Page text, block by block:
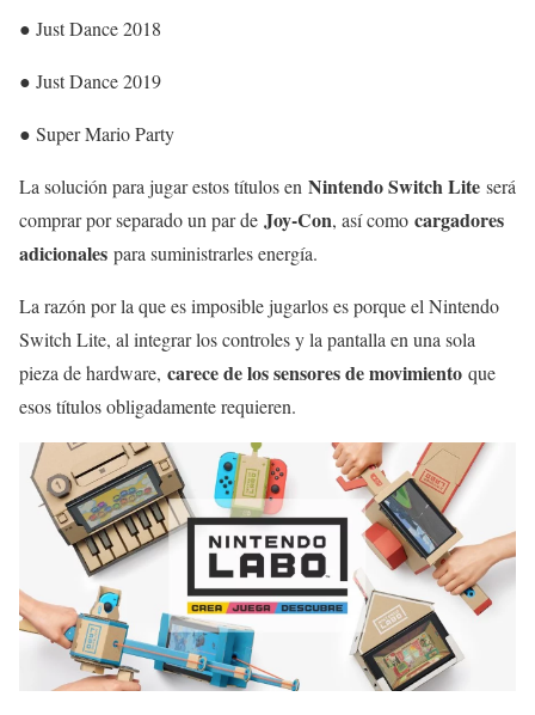
● Just Dance 2018
● Just Dance 2019
● Super Mario Party
La solución para jugar estos títulos en Nintendo Switch Lite será
comprar por separado un par de Joy-Con, así como cargadores
adicionales para suministrarles energía.
La razón por la que es imposible jugarlos es porque el Nintendo
Switch Lite, al integrar los controles y la pantalla en una sola
pieza de hardware, carece de los sensores de movimiento que
esos títulos obligadamente requieren.